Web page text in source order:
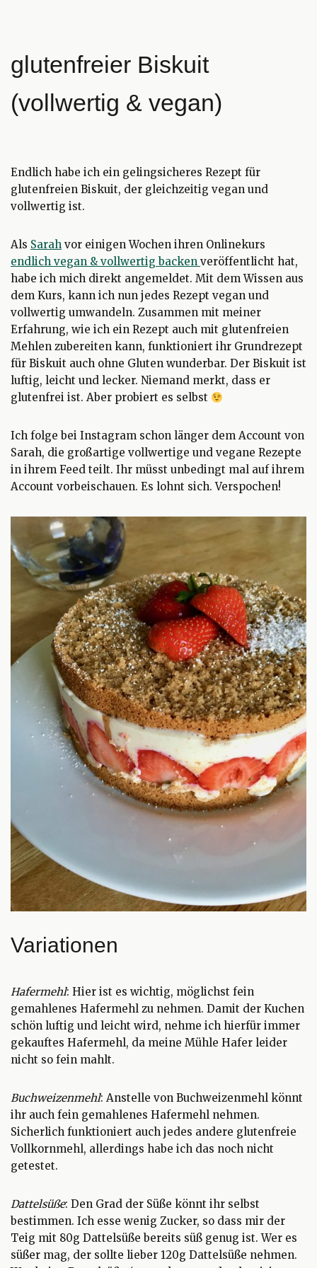
glutenfreier Biskuit
(vollwertig & vegan)
Endlich habe ich ein gelingsicheres Rezept für
glutenfreien Biskuit, der gleichzeitig vegan und
vollwertig ist.
Als Sarah vor einigen Wochen ihren Onlinekurs
endlich vegan & vollwertig backen veröffentlicht hat,
habe ich mich direkt angemeldet. Mit dem Wissen aus
dem Kurs, kann ich nun jedes Rezept vegan und
vollwertig umwandeln. Zusammen mit meiner
Erfahrung, wie ich ein Rezept auch mit glutenfreien
Mehlen zubereiten kann, funktioniert ihr Grundrezept
für Biskuit auch ohne Gluten wunderbar. Der Biskuit ist
luftig, leicht und lecker. Niemand merkt, dass er
glutenfrei ist. Aber probiert es selbst
Ich folge bei Instagram schon länger dem Account von
Sarah, die großartige vollwertige und vegane Rezepte
in ihrem Feed teilt. Ihr müsst unbedingt mal auf ihrem
Account vorbeischauen. Es lohnt sich. Verspochen!
Variationen
Hafermehl: Hier ist es wichtig, möglichst fein
gemahlenes Hafermehl zu nehmen. Damit der Kuchen
schön luftig und leicht wird, nehme ich hierfür immer
gekauftes Hafermehl, da meine Mühle Hafer leider
nicht so fein mahlt.
Buchweizenmehl: Anstelle von Buchweizenmehl könnt
ihr auch fein gemahlenes Hafermehl nehmen.
Sicherlich funktioniert auch jedes andere glutenfreie
Vollkornmehl, allerdings habe ich das noch nicht
getestet.
Dattelsüße: Den Grad der Süße könnt ihr selbst
bestimmen. Ich esse wenig Zucker, so dass mir der
Teig mit 80g Dattelsüße bereits süß genug ist. Wer es
süßer mag, der sollte lieber 120g Dattelsüße nehmen.